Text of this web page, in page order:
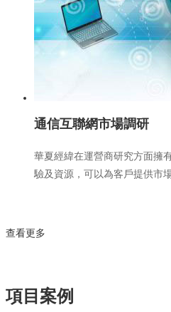
通信互聯網市場調研
華夏經緯在運營商研究方面擁
驗及資源，可以為客戶提供市
查看更多
項目案例